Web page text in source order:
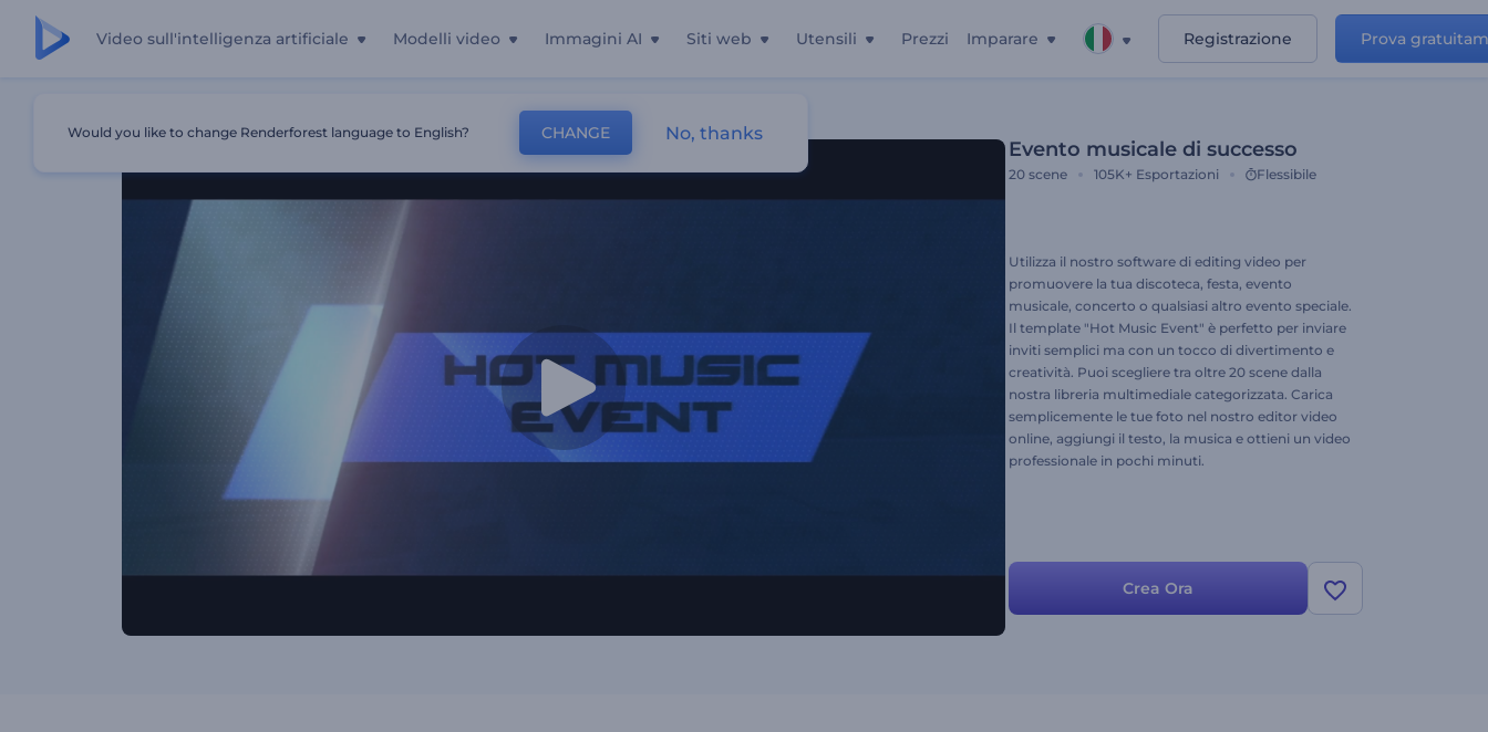
Video sull'intelligenza artificiale Modelli video Immagini AI Siti web Utensili Prezzi Imparare Registrazione Prova
Evento musicale di successo
20 scene 105K+ Esportazioni Flessibile
Utilizza il nostro software di editing video per
promuovere la tua discoteca, festa, evento
musicale, concerto o qualsiasi altro evento speciale.
Il template "Hot Music Event" è perfetto per inviare
inviti semplici ma con un tocco di divertimento e
creatività. Puoi scegliere tra oltre 20 scene dalla
nostra libreria multimediale categorizzata. Carica
semplicemente le tue foto nel nostro editor video
online, aggiungi il testo, la musica e ottieni un video
professionale in pochi minuti.
Crea Ora
Would you like to change Renderforest language to English? CHANGE No, thanks